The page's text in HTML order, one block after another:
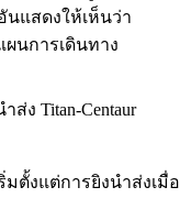
แสดงให้เห็นว่า
นการเดินทาง
ส่ง Titan-Centaur
มตั้งแต่การยิงนำส่งเมื่อ